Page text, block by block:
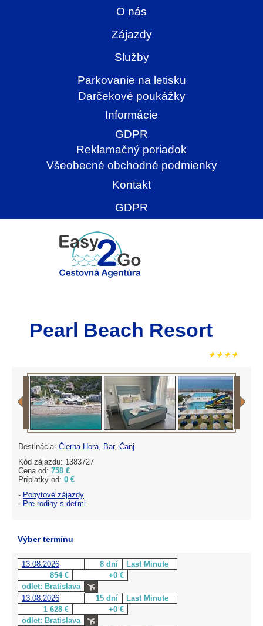
O nás
Zájazdy
Služby
Parkovanie na letisku
Darčekové poukážky
Informácie
GDPR
Reklamačný poriadok
Všeobecné obchodné podmienky
Kontakt
GDPR
Pearl Beach Resort
Destinácia: Čierna Hora, Bar, Čanj
Kód zájazdu: 1383727
Cena od: 758 €
Príplatky od: 0 €
- Pobytové zájazdy
- Pre rodiny s deťmi
Výber termínu
13.08.2026 8 dní
Last Minute
854 €
+0 €
odlet: Bratislava
13.08.2026
15 dní
Last Minute
1 628 €
+0 €
odlet: Bratislava